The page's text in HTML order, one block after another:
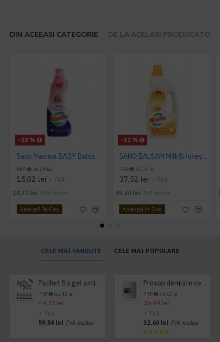
DIN ACEEASI CATEGORIE DE LA ACELASI PRODUCATOR
-18 %
Sano Maxima BABY Balsam Super Concentrat 1L
PRP 18,29 lei
15,02 lei + TVA
18,17 lei TVA inclus
Adaugă în Coş
-12 %
SANO BALSAM Milk&Honey, 4L
PRP 42,79 lei
37,52 lei + TVA
45,40 lei TVA inclus
Adaugă în Coş
CELE MAI VANDUTE CELE MAI POPULARE
Pachet 5 x gel antibacterian 50ml si 3 x Servetele antibacteriene 48 buc Hygienium
PRP 66,43 lei
49,21 lei
+ TVA
59,54 lei TVA inclus
Prosop derulare centrala 1 pliu, 300 m Tork
PRP 34,65 lei
26,94 lei
+ TVA
32,60 lei TVA inclus